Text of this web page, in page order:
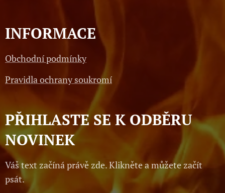
INFORMACE
Obchodní podmínky
Pravidla ochrany soukromí
PŘIHLASTE SE K ODBĚRU
NOVINEK
Váš text začíná právě zde. Klikněte a můžete začít
psát.